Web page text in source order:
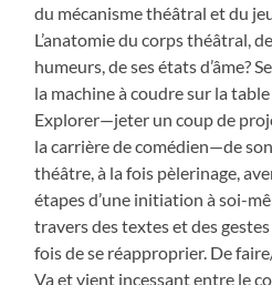
du mécanisme théâtral et du
L’anatomie du corps théâtral,
humeurs, de ses états d’âme?
la machine à coudre sur la table
Explorer—jeter un coup de
la carrière de comédien—de
théâtre, à la fois pèlerinage,
étapes d’une initiation à soi-
travers des textes et des
fois de se réapproprier. De
Va et vient incessant entre le